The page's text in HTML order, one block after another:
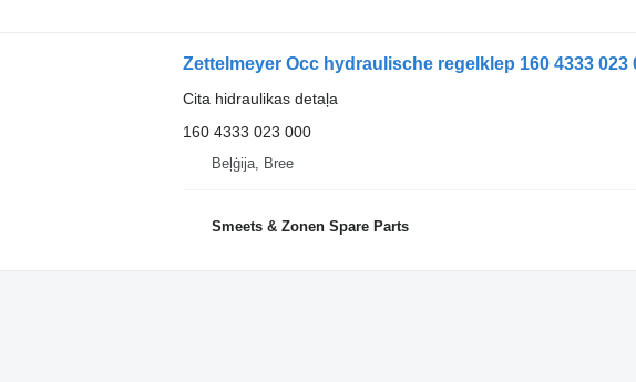
Zettelmeyer Occ hydraulische regelklep 160 4333
Cita hidraulikas detaļa
160 4333 023 000
Beļģija, Bree
Smeets & Zonen Spare Parts